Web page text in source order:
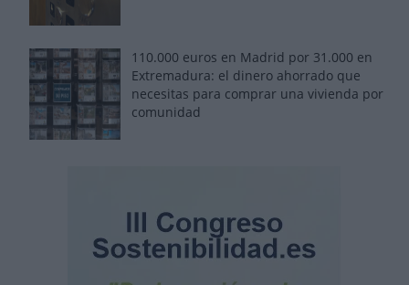
110.000 euros en Madrid por 31.000 en
Extremadura: el dinero ahorrado que
necesitas para comprar una vivienda por
comunidad